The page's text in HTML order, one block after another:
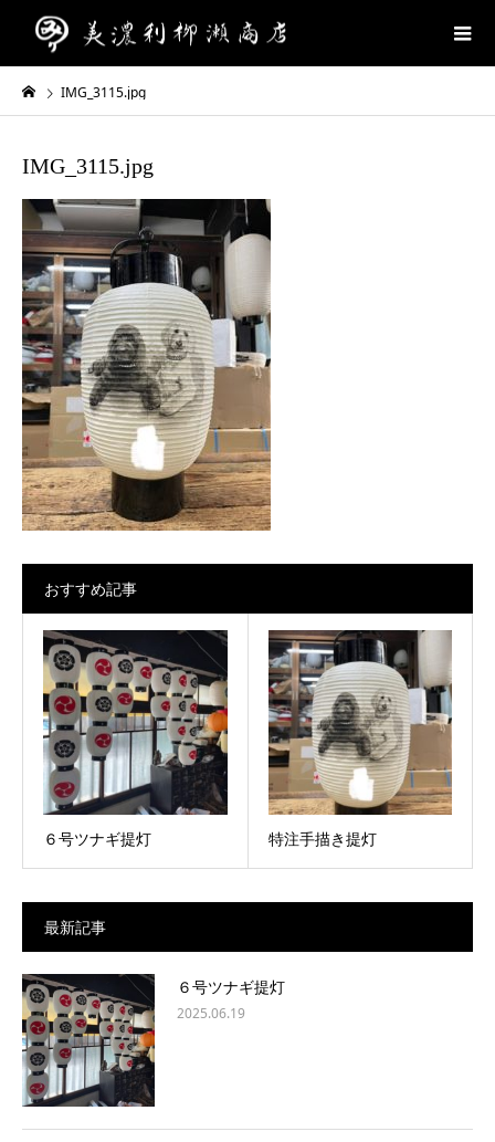
IMG_3115.jpg
IMG_3115.jpg
おすすめ記事
６号ツナギ提灯 特注手描き提灯
最新記事
６号ツナギ提灯
2025.06.19